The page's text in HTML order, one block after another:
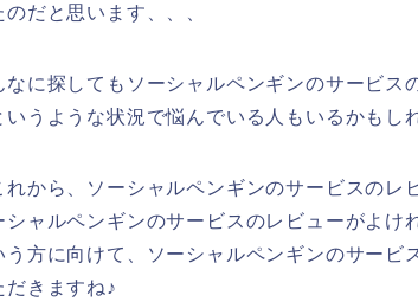
だと思います、、、
なに探してもソーシャルペンギンのサービス
いうような状況で悩んでいる人もいるかもし
れから、ソーシャルペンギンのサービスのレ
シャルペンギンのサービスのレビューがよけ
う方に向けて、ソーシャルペンギンのサービ
だきますね♪